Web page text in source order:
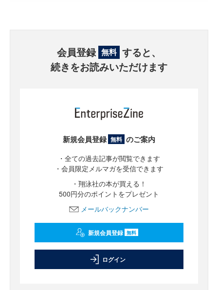
会員登録 無料 すると、
続きをお読みいただけます
新規会員登録 無料 のご案内
・全ての過去記事が閲覧できます
・会員限定メルマガを受信できます
・翔泳社の本が買える！
500円分のポイントをプレゼント
メールバックナンバー
新規会員登録 無料
ログイン